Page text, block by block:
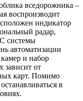
вседорожника –
воспроизводит
индикатор
радар,
системы
автоматизации
и набор
зависит от
карт. Помимо
в